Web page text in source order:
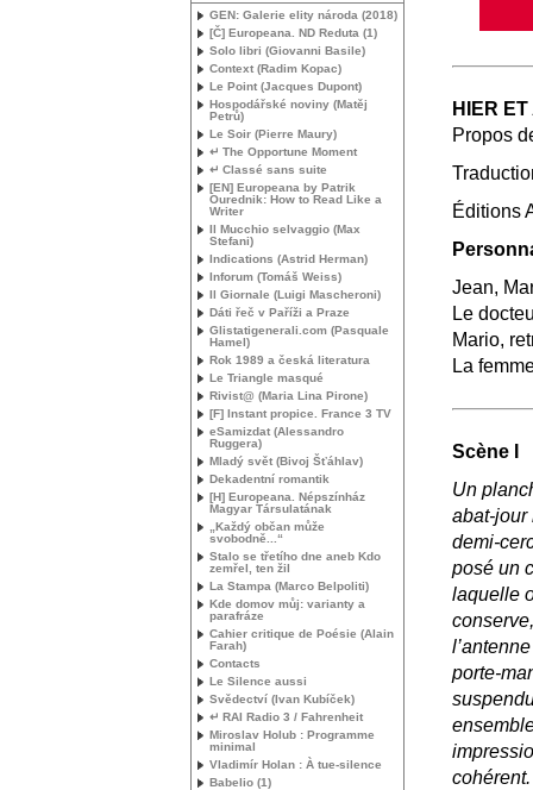
HIER ET
Propos
Éditions
Jean,
Le
Mario,
La
Scène I
Un
abat-jour
demi-
posé un
laquelle
porte-
cohérent.
GEN: Galerie elity národa (2018)
[Č] Europeana. ND Reduta (1)
Solo libri (Giovanni Basile)
Context (Radim Kopac)
Le Point (Jacques Dupont)
Hospodářské noviny (Matěj
Petrů)
Le Soir (Pierre Maury)
↵ The Opportune Moment
↵ Classé sans suite
[EN] Europeana by Patrik
Ourednik: How to Read Like a
Writer
Il Mucchio selvaggio (Max
Stefani)
Indications (Astrid Herman)
Inforum (Tomáš Weiss)
Il Giornale (Luigi Mascheroni)
Dáti řeč v Paříži a Praze
Glistatigenerali.com (Pasquale
Hamel)
Rok 1989 a česká literatura
Le Triangle masqué
Rivist@ (Maria Lina Pirone)
[F] Instant propice. France 3 TV
eSamizdat (Alessandro
Ruggera)
Mladý svět (Bivoj Šťáhlav)
Dekadentní romantik
[H] Europeana. Népszínház
Magyar Társulatának
„Každý občan může
svobodně...“
Stalo se třetího dne aneb Kdo
zemřel, ten žil
La Stampa (Marco Belpoliti)
Kde domov můj: varianty a
parafráze
Cahier critique de Poésie (Alain
Farah)
Contacts
Le Silence aussi
Svědectví (Ivan Kubíček)
↵ RAI Radio 3 / Fahrenheit
Miroslav Holub : Programme
minimal
Vladimír Holan : À tue-silence
Babelio (1)